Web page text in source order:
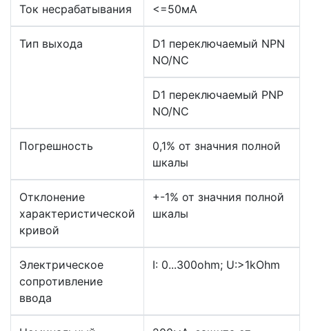
Ток несрабатывания <=50мА
Тип выхода
D1 переключаемый NPN
NO/NC
D1 переключаемый PNP
NO/NC
Погрешность
0,1% от значния полной
шкалы
Отклонение
характеристической
кривой
+-1% от значния полной
шкалы
Электрическое
сопротивление
ввода
I: 0...300ohm; U:>1kOhm